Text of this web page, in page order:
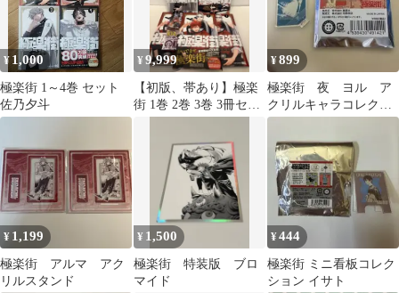
¥ 1,000
極楽街 1～4巻 セット
佐乃夕斗
¥9,999
【初版、帯あり】極楽
街 1巻 2巻 3巻 3冊セッ
¥899
極楽街 夜 ヨル ア
クリルキャラコレクシ
ョン
¥ 1,199
極楽街 アルマ アク
リルスタンド
¥ 1,500
極楽街 特装版 ブロ
マイド
¥444
極楽街 ミニ看板コレク
ション イサト